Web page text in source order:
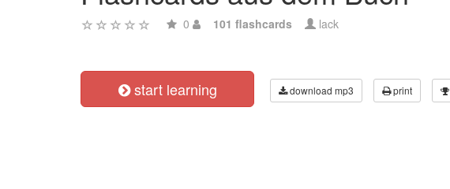
0 101 flashcards lack
start learning download mp3 print